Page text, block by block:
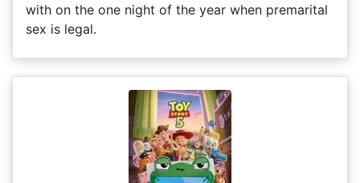
with on the one night of the year when premarital
sex is legal.